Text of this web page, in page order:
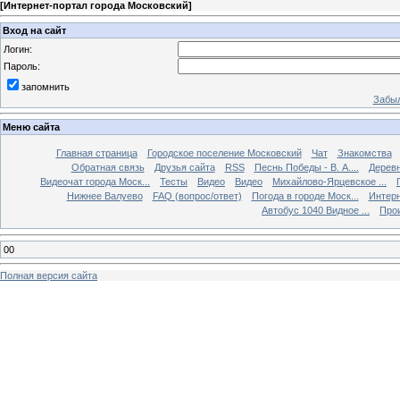
[Интернет-портал города Московский]
Вход на сайт
Логин:
Пароль:
запомнить
Меню сайта
Главная страница Городское поселение Московский Чат
Знакомства
Обратная связь
Друзья сайта RSS Песнь Победы - В. А....
Видеочат города Моск...
Тесты Видео Видео Михайлово-Ярцевское ...
Нижнее Валуево
FAQ (вопрос/ответ) Погода в городе Моск...
Автобус 1040 Видное ...
00
Полная версия сайта